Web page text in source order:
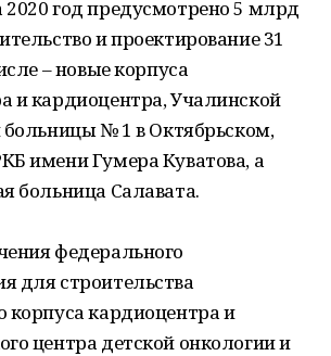
год предусмотрено 5 млрд
и проектирование 31
– новые корпуса
и кардиоцентра, Учалинской
больницы № 1 в Октябрьском,
имени Гумера Куватова, а
больница Салавата.
федерального
для строительства
корпуса кардиоцентра и
центра детской онкологии и